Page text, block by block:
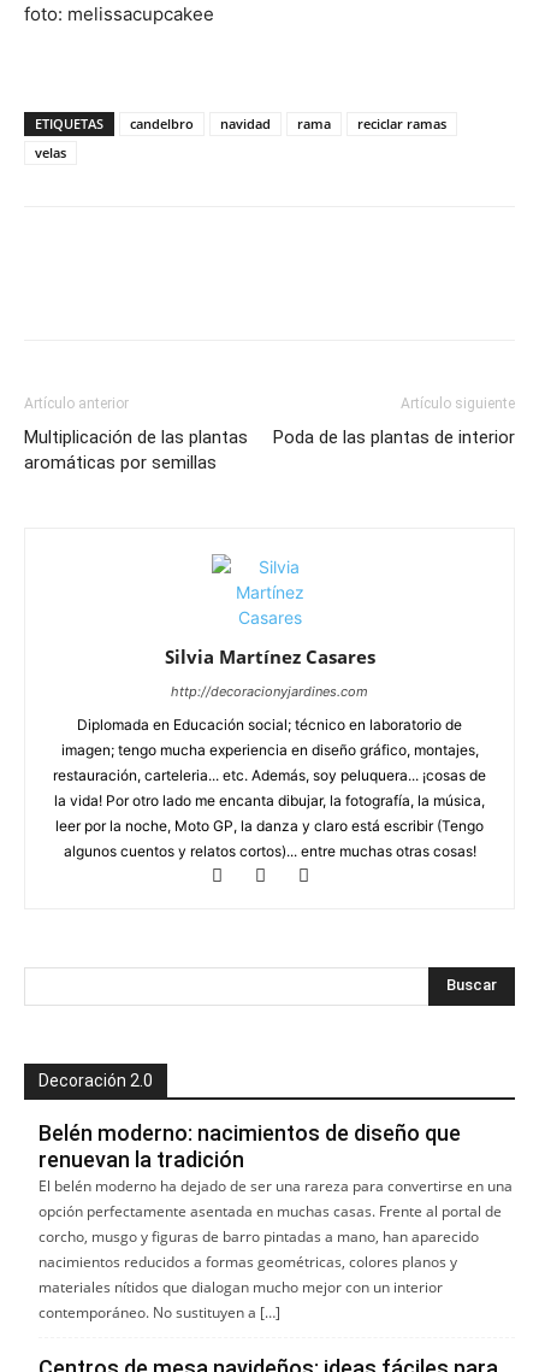
foto: melissacupcakee
ETIQUETAS candelbro navidad rama
reciclar ramas
velas
Artículo anterior
Multiplicación de las plantas
aromáticas por semillas
Artículo siguiente
Poda de las plantas de interior
Silvia Martínez Casares
http://decoracionyjardines.com
Diplomada en Educación social; técnico en laboratorio de
imagen; tengo mucha experiencia en diseño gráfico, montajes,
restauración, carteleria... etc. Además, soy peluquera... ¡cosas de
la vida! Por otro lado me encanta dibujar, la fotografía, la música,
leer por la noche, Moto GP, la danza y claro está escribir (Tengo
algunos cuentos y relatos cortos)... entre muchas otras cosas!
Decoración 2.0
Belén moderno: nacimientos de diseño que
renuevan la tradición
El belén moderno ha dejado de ser una rareza para convertirse en una
opción perfectamente asentada en muchas casas. Frente al portal de
corcho, musgo y figuras de barro pintadas a mano, han aparecido
nacimientos reducidos a formas geométricas, colores planos y
materiales nítidos que dialogan mucho mejor con un interior
contemporáneo. No sustituyen a […]